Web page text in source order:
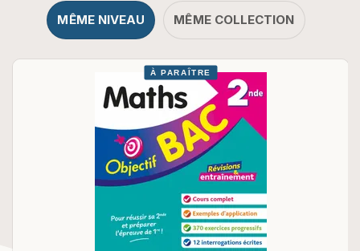
MÊME NIVEAU MÊME COLLECTION
À PARAÎTRE